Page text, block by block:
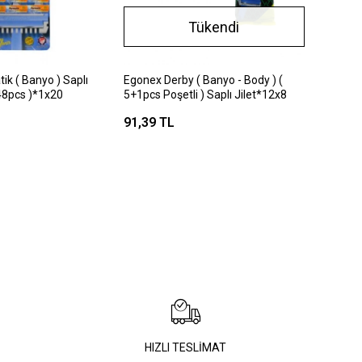
( Banyo ) Saplı
)*1x20
Tükendi
Egonex Derby ( Banyo - Body ) (
5+1pcs Poşetli ) Saplı Jilet*12x8
91,39 TL
HIZLI TESLİMAT